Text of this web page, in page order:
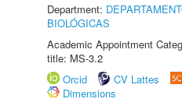
Department:
BIOLÓGICAS
Academic Appointment
title: MS-3.2
Orcid
CV Lattes
Dimensions